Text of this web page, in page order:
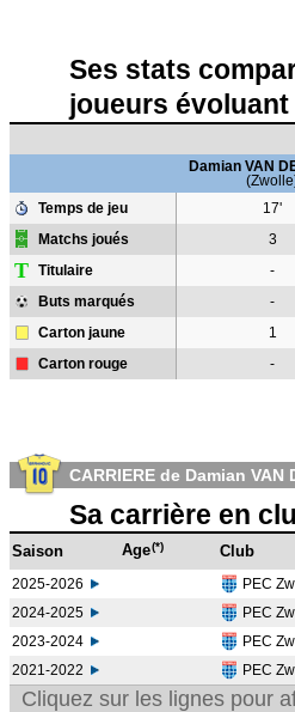
Ses stats
joueurs évoluant
Damian VAN
Temps de jeu
17'
Matchs joués 3
T Titulaire -
Buts marqués -
Carton jaune 1
Carton rouge -
CARRIERE de Damian VAN
Sa carrière en
Saison Age(*) Club
2025-2026 PEC
2024-2025
PEC
2023-2024
PEC
2021-2022
PEC
Cliquez sur les lignes pour